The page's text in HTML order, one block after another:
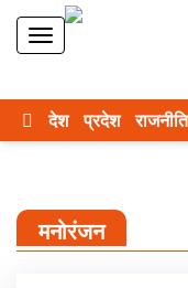
देश प्रदेश राजनीति
मनोरंजन